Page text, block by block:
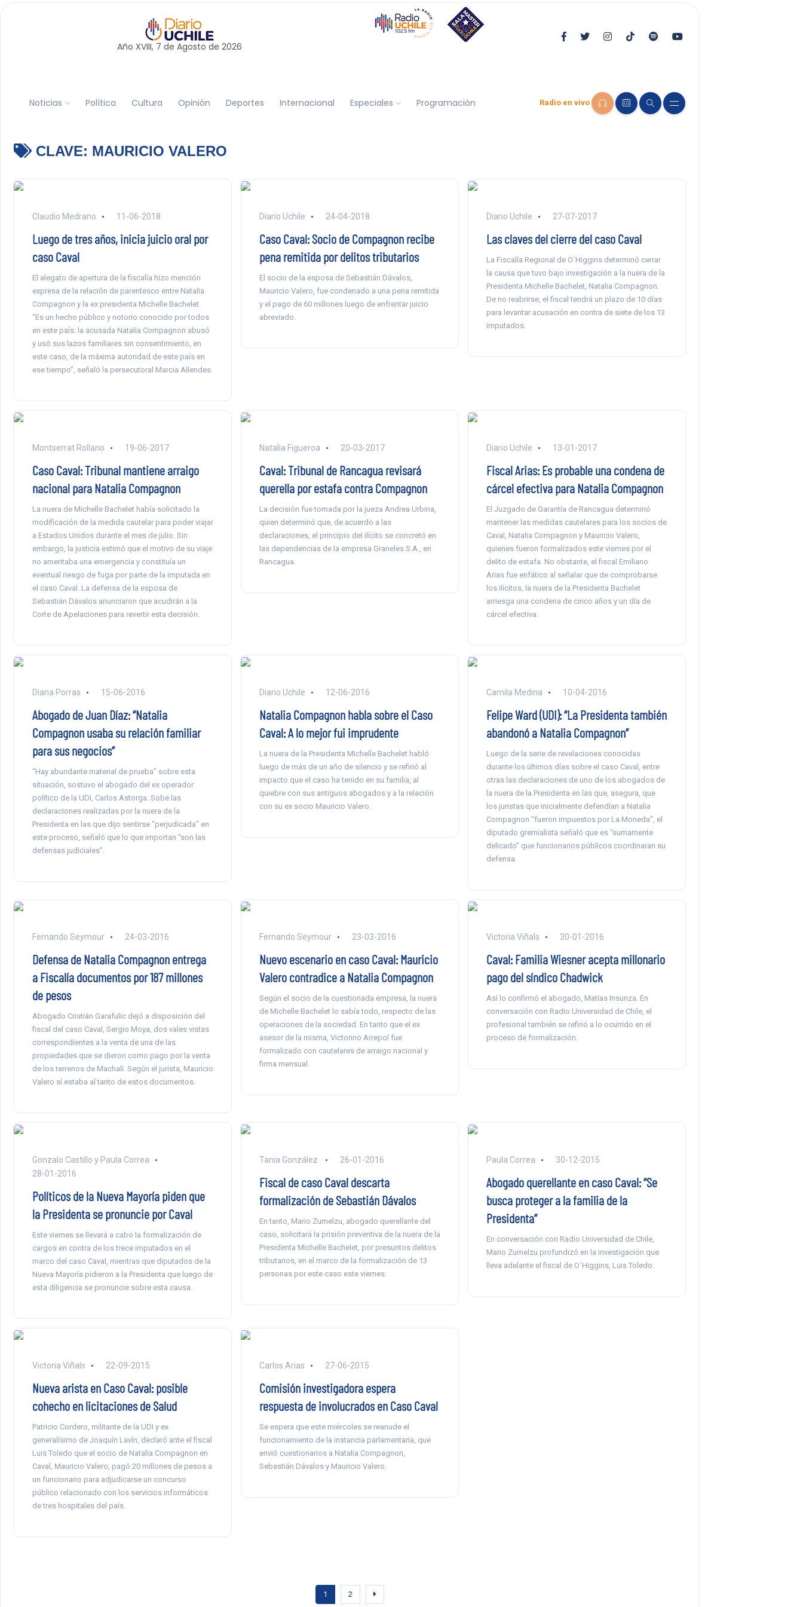
Año XVIII, 7 de Agosto de 2026
Noticias Política Cultura Opinión Deportes Internacional Especiales Programación Radio en vivo
CLAVE: MAURICIO VALERO
Claudio Medrano 11-06-2018
Luego de tres años, inicia juicio oral por
caso Caval
El alegato de apertura de la fiscalía hizo mención
expresa de la relación de parentesco entre Natalia
Compagnon y la ex presidenta Michelle Bachelet.
“Es un hecho público y notorio conocido por todos
en este país: la acusada Natalia Compagnon abusó
y usó sus lazos familiares sin consentimiento, en
este caso, de la máxima autoridad de este país en
ese tiempo”, señaló la persecutoral Marcia Allendes.
Diario Uchile 24-04-2018
Caso Caval: Socio de Compagnon recibe
pena remitida por delitos tributarios
El socio de la esposa de Sebastián Dávalos,
Mauricio Valero, fue condenado a una pena remitida
y el pago de 60 millones luego de enfrentar juicio
abreviado.
Diario Uchile 27-07-2017
Las claves del cierre del caso Caval
La Fiscalía Regional de O´Higgins determinó cerrar
la causa que tuvo bajo investigación a la nuera de la
Presidenta Michelle Bachelet, Natalia Compagnon.
De no reabrirse, el fiscal tendrá un plazo de 10 días
para levantar acusación en contra de siete de los 13
imputados.
Montserrat Rollano 19-06-2017
Caso Caval: Tribunal mantiene arraigo
nacional para Natalia Compagnon
La nuera de Michelle Bachelet había solicitado la
modificación de la medida cautelar para poder viajar
a Estados Unidos durante el mes de julio. Sin
embargo, la justicia estimó que el motivo de su viaje
no ameritaba una emergencia y constituía un
eventual riesgo de fuga por parte de la imputada en
el caso Caval. La defensa de la esposa de
Sebastián Dávalos anunciaron que acudirán a la
Corte de Apelaciones para revertir esta decisión.
Natalia Figueroa 20-03-2017
Caval: Tribunal de Rancagua revisará
querella por estafa contra Compagnon
La decisión fue tomada por la jueza Andrea Urbina,
quien determinó que, de acuerdo a las
declaraciones, el principio del ilícito se concretó en
las dependencias de la empresa Graneles S.A., en
Rancagua.
Diario Uchile 13-01-2017
Fiscal Arias: Es probable una condena de
cárcel efectiva para Natalia Compagnon
El Juzgado de Garantía de Rancagua determinó
mantener las medidas cautelares para los socios de
Caval, Natalia Compagnon y Mauricio Valero,
quienes fueron formalizados este viernes por el
delito de estafa. No obstante, el fiscal Emiliano
Arias fue enfático al señalar que de comprobarse
los ilícitos, la nuera de la Presidenta Bachelet
arriesga una condena de cinco años y un día de
cárcel efectiva.
Diana Porras 15-06-2016
Abogado de Juan Díaz: “Natalia
Compagnon usaba su relación familiar
para sus negocios”
“Hay abundante material de prueba” sobre esta
situación, sostuvo el abogado del ex operador
político de la UDI, Carlos Astorga. Sobe las
declaraciones realizadas por la nuera de la
Presidenta en las que dijo sentirse “perjudicada” en
este proceso, señaló que lo que importan “son las
defensas judiciales”.
Diario Uchile 12-06-2016
Natalia Compagnon habla sobre el Caso
Caval: A lo mejor fui imprudente
La nuera de la Presidenta Michelle Bachelet habló
luego de más de un año de silencio y se refirió al
impacto que el caso ha tenido en su familia, al
quiebre con sus antiguos abogados y a la relación
con su ex socio Mauricio Valero.
Camila Medina 10-04-2016
Felipe Ward (UDI): “La Presidenta también
abandonó a Natalia Compagnon”
Luego de la serie de revelaciones conocidas
durante los últimos días sobre el caso Caval, entre
otras las declaraciones de uno de los abogados de
la nuera de la Presidenta en las que, asegura, que
los juristas que inicialmente defendían a Natalia
Compagnon “fueron impuestos por La Moneda”, el
diputado gremialista señaló que es “sumamente
delicado” que funcionarios públicos coordinaran su
defensa.
Fernando Seymour 24-03-2016
Defensa de Natalia Compagnon entrega
a Fiscalía documentos por 187 millones
de pesos
Abogado Cristián Garafulic dejó a disposición del
fiscal del caso Caval, Sergio Moya, dos vales vistas
correspondientes a la venta de una de las
propiedades que se dieron como pago por la venta
de los terrenos de Machalí. Según el jurista, Mauricio
Valero sí estaba al tanto de estos documentos.
Fernando Seymour 23-03-2016
Nuevo escenario en caso Caval: Mauricio
Valero contradice a Natalia Compagnon
Según el socio de la cuestionada empresa, la nuera
de Michelle Bachelet lo sabía todo, respecto de las
operaciones de la sociedad. En tanto que el ex
asesor de la misma, Victorino Arrepol fue
formalizado con cautelares de arraigo nacional y
firma mensual.
Victoria Viñals 30-01-2016
Caval: Familia Wiesner acepta millonario
pago del síndico Chadwick
Así lo confirmó el abogado, Matías Insunza. En
conversación con Radio Universidad de Chile, el
profesional también se refirió a lo ocurrido en el
proceso de formalización.
Gonzalo Castillo y Paula Correa
28-01-2016
Políticos de la Nueva Mayoría piden que
la Presidenta se pronuncie por Caval
Este viernes se llevará a cabo la formalización de
cargos en contra de los trece imputados en el
marco del caso Caval, mientras que diputados de la
Nueva Mayoría pidieron a la Presidenta que luego de
esta diligencia se pronuncie sobre esta causa.
Tania González 26-01-2016
Fiscal de caso Caval descarta
formalización de Sebastián Dávalos
En tanto, Mario Zumelzu, abogado querellante del
caso, solicitará la prisión preventiva de la nuera de la
Presidenta Michelle Bachelet, por presuntos delitos
tributarios, en el marco de la formalización de 13
personas por este caso este viernes.
Paula Correa 30-12-2015
Abogado querellante en caso Caval: “Se
busca proteger a la familia de la
Presidenta”
En conversación con Radio Universidad de Chile,
Mario Zumelzu profundizó en la investigación que
lleva adelante el fiscal de O´Higgins, Luis Toledo.
Victoria Viñals 22-09-2015
Nueva arista en Caso Caval: posible
cohecho en licitaciones de Salud
Patricio Cordero, militante de la UDI y ex
generalísimo de Joaquín Lavín, declaró ante el fiscal
Luis Toledo que el socio de Natalia Compagnon en
Caval, Mauricio Valero, pagó 20 millones de pesos a
un funcionario para adjudicarse un concurso
público relacionado con los servicios informáticos
de tres hospitales del país.
Carlos Arias 27-06-2015
Comisión investigadora espera
respuesta de involucrados en Caso Caval
Se espera que este miércoles se reanude el
funcionamiento de la instancia parlamentaria, que
envió cuestionarios a Natalia Compagnon,
Sebastián Dávalos y Mauricio Valero.
1 2